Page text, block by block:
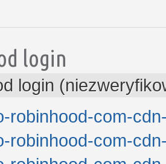
login
login
robinhood-com-
robinhood-com-